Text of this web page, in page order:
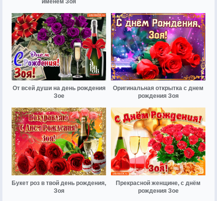
именем Зоя
От всей души на день рождения
Зое
Оригинальная открытка с днем
рождения Зоя
Букет роз в твой день рождения,
Зоя
Прекрасной женщине, с днём
рождения Зое